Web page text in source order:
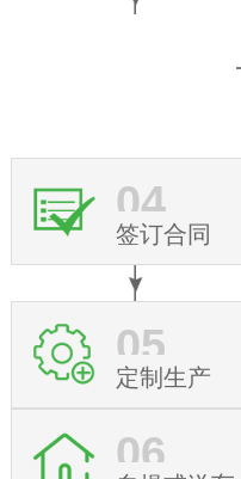
04
签订合同
05
定制生产
06